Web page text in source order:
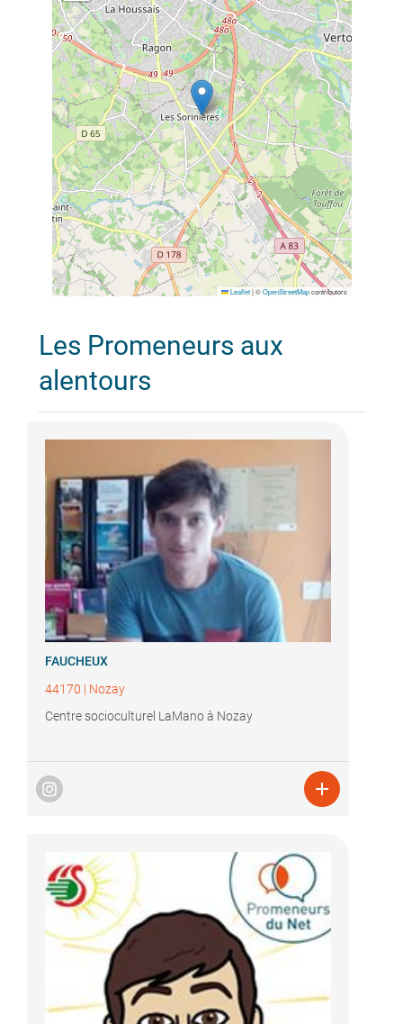
Leaflet |©OpenStreetMapcontributors
Les Promeneurs aux
alentours
FAUCHEUX
44170 | Nozay
Centre socioculturel LaMano à Nozay
